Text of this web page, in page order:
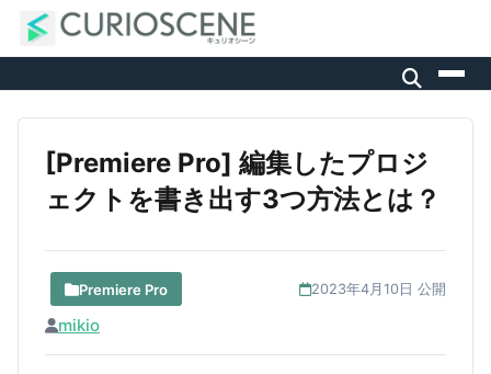
[Premiere Pro] 編集したプロジ
ェクトを書き出す3つ方法とは？
Premiere Pro 2023年4月10日 公開
mikio